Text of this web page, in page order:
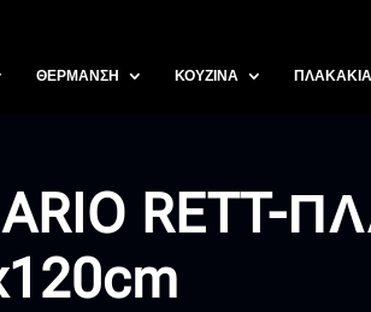
ΘΕΡΜΑΝΣΗ ΚΟΥΖΙΝΑ ΠΛΑΚΑΚΙΑ
RETT-